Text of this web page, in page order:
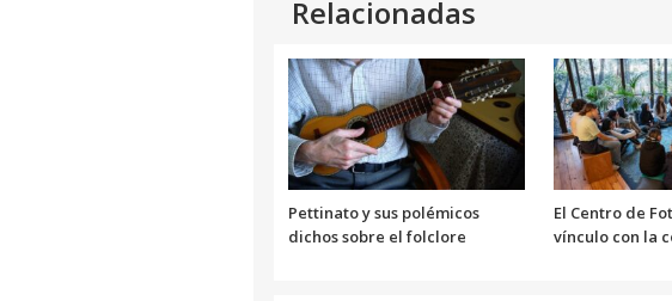
Relacionadas
Pettinato y sus polémicos
dichos sobre el folclore
El Centro de
vínculo con la